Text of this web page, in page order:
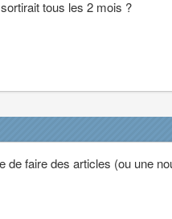
tous les 2 mois ?
de faire des articles (ou une